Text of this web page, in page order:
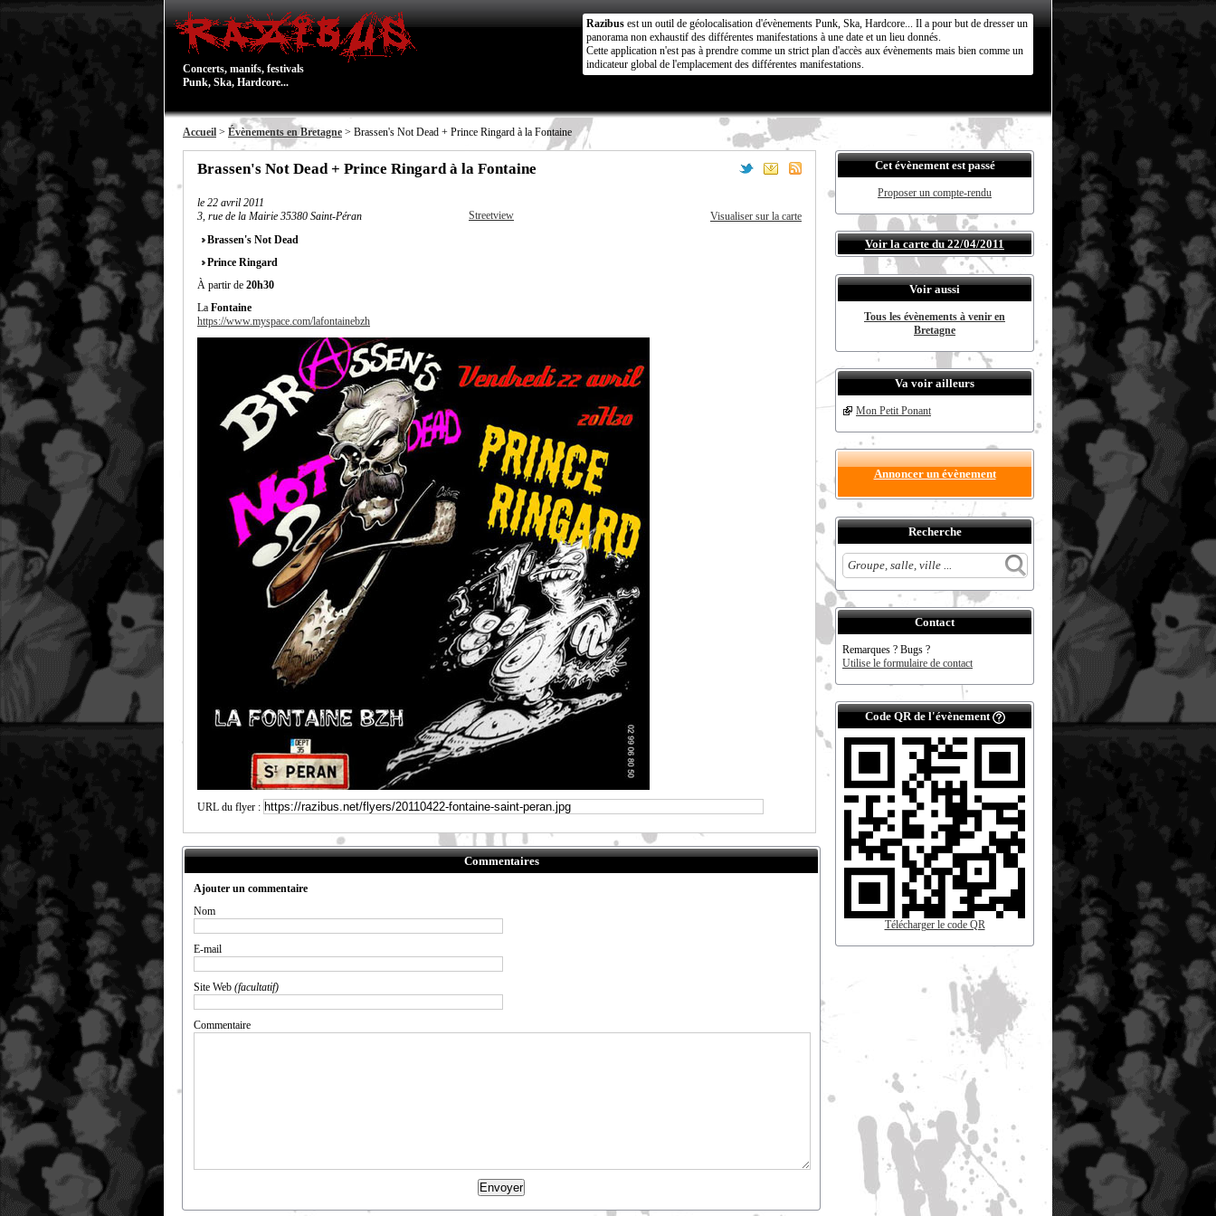
Concerts, manifs, festivals
Punk, Ska, Hardcore...
Razibus est un outil de géolocalisation d'évènements Punk, Ska, Hardcore... Il a pour but de dresser un
panorama non exhaustif des différentes manifestations à une date et un lieu donnés.
Cette application n'est pas à prendre comme un strict plan d'accès aux évènements mais bien comme un
indicateur global de l'emplacement des différentes manifestations.
Accueil > Évènements en Bretagne > Brassen's Not Dead + Prince Ringard à la Fontaine
Brassen's Not Dead + Prince Ringard à la Fontaine
le 22 avril 2011
3, rue de la Mairie 35380 Saint-Péran
Streetview
Visualiser sur la carte
Brassen's Not Dead
Prince Ringard
À partir de 20h30
La Fontaine
https://www.myspace.com/lafontainebzh
URL du flyer :
Commentaires
Ajouter un commentaire
Nom
E-mail
Site Web (facultatif)
Commentaire
Cet évènement est passé
Proposer un compte-rendu
Voir la carte du 22/04/2011
Voir aussi
Tous les évènements à venir en
Bretagne
Va voir ailleurs
Mon Petit Ponant
Annoncer un évènement
Recherche
Contact
Remarques ? Bugs ?
Utilise le formulaire de contact
Code QR de l'évènement
Télécharger le code QR